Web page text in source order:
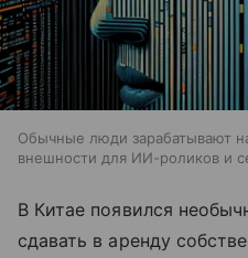
Обычные люди зарабатывают
внешности для ИИ-роликов и
В Китае появился
сдавать в аренду